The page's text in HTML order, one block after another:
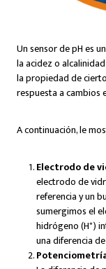
Un sensor de pH es
la acidez o
la propiedad de
respuesta a cambios
A continuación, le
Electrodo de
electrodo de
referencia y un
sumergimos el
hidrógeno (H⁺)
una diferencia